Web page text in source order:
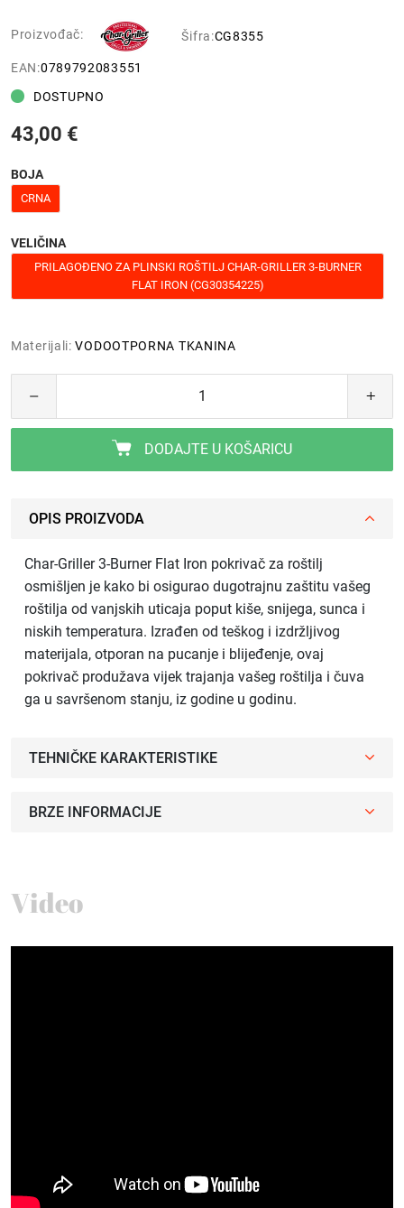
Proizvođač: Šifra:CG8355
EAN:0789792083551
DOSTUPNO
43,00 €
BOJA
CRNA
VELIČINA
PRILAGOĐENO ZA PLINSKI ROŠTILJ CHAR-GRILLER 3-BURNER
FLAT IRON (CG30354225)
Materijali: VODOOTPORNA TKANINA
DODAJTE U KOŠARICU
OPIS PROIZVODA
Char-Griller 3-Burner Flat Iron pokrivač za roštilj
osmišljen je kako bi osigurao dugotrajnu zaštitu vašeg
roštilja od vanjskih uticaja poput kiše, snijega, sunca i
niskih temperatura. Izrađen od teškog i izdržljivog
materijala, otporan na pucanje i blijeđenje, ovaj
pokrivač produžava vijek trajanja vašeg roštilja i čuva
ga u savršenom stanju, iz godine u godinu.
TEHNIČKE KARAKTERISTIKE
BRZE INFORMACIJE
Video